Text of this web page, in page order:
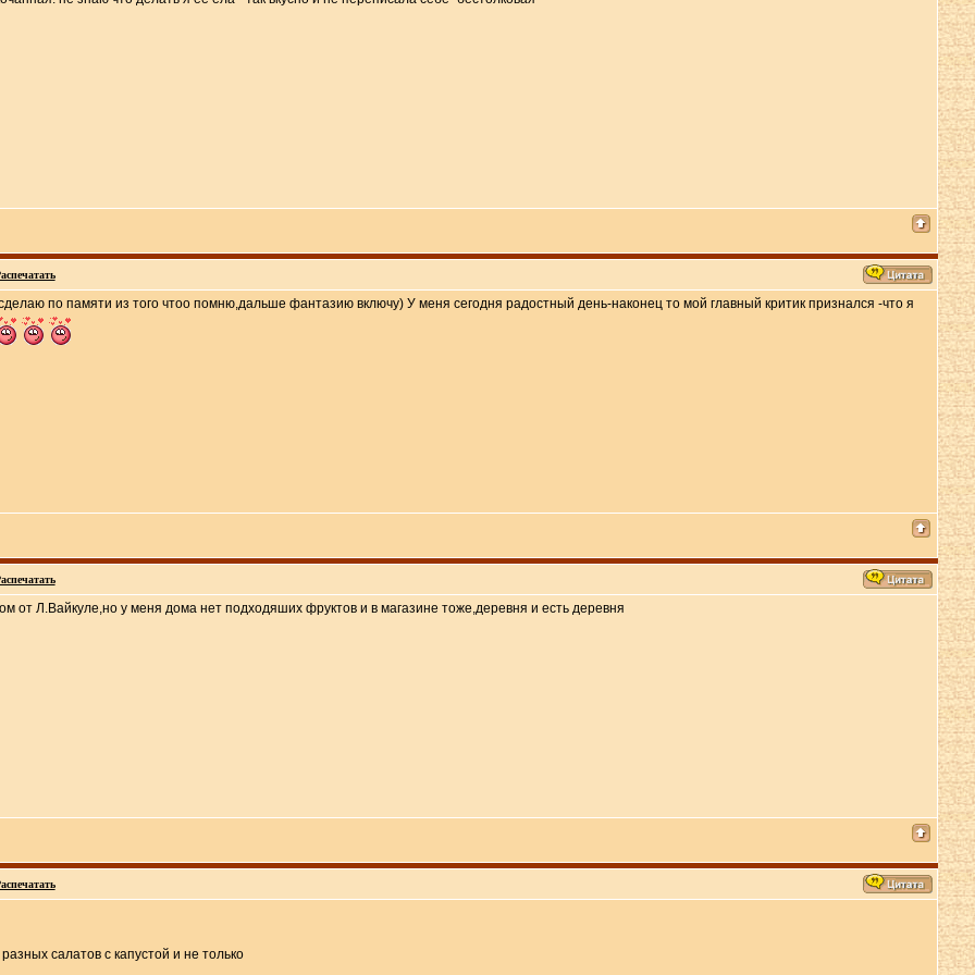
по памяти из того чтоо помню,дальше фантазию включу) У меня сегодня радостный день-наконец то мой главный критик признался -что я
от Л.Вайкуле,но у меня дома нет подходяших фруктов и в магазине тоже,деревня и есть деревня
салатов с капустой и не только